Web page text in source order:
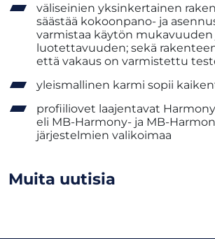
väliseinien yksinkertainen
säästää kokoonpano- ja
varmistaa käytön mukavuuden
luotettavuuden; sekä
että vakaus on varmistettu
yleismallinen karmi sopii
profiiliovet laajentavat
eli MB-Harmony- ja MB-
järjestelmien valikoimaa
Muita uutisia